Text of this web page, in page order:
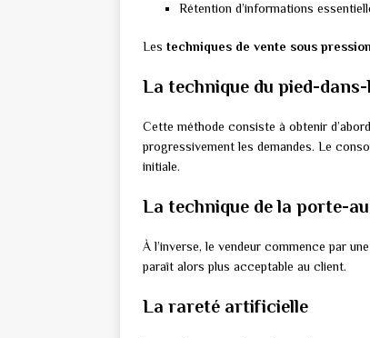
Rétention d’informations
Les techniques de vente sous pression
La technique du pied-
Cette méthode consiste à obtenir
progressivement les demandes. Le
initiale.
La technique de la porte-
À l’inverse, le vendeur commence par
paraît alors plus acceptable au client.
La rareté artificielle